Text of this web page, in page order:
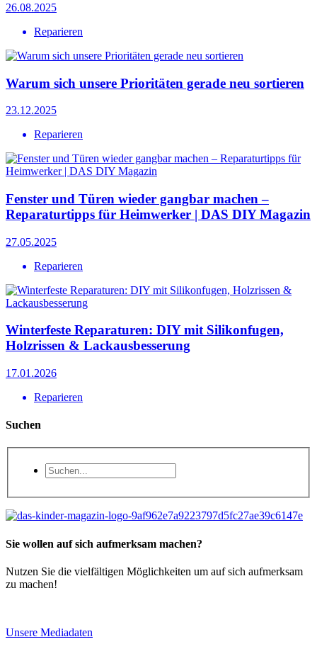
26.08.2025
Reparieren
Warum sich unsere Prioritäten gerade neu sortieren
23.12.2025
Reparieren
Fenster und Türen wieder gangbar machen –
Reparaturtipps für Heimwerker | DAS DIY Magazin
27.05.2025
Reparieren
Winterfeste Reparaturen: DIY mit Silikonfugen,
Holzrissen & Lackausbesserung
17.01.2026
Reparieren
Suchen
Sie wollen auf sich aufmerksam machen?
Nutzen Sie die vielfältigen Möglichkeiten um auf sich aufmerksam
zu machen!
Unsere Mediadaten